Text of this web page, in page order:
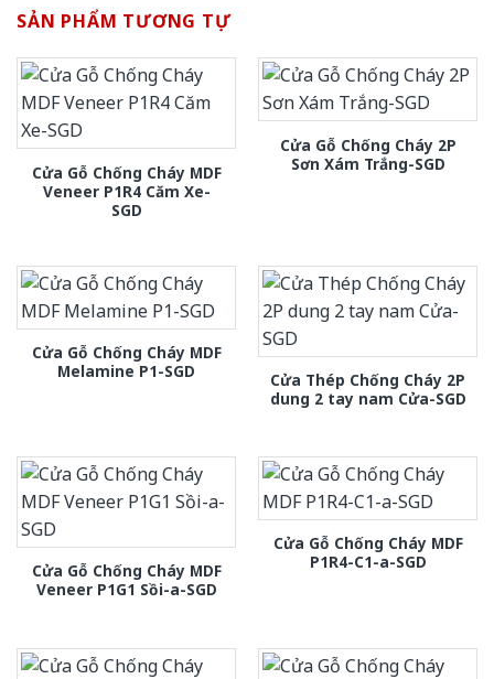
SẢN PHẨM TƯƠNG TỰ
Cửa Gỗ Chống Cháy MDF
Veneer P1R4 Căm Xe-
SGD
Cửa Gỗ Chống Cháy 2P
Sơn Xám Trắng-SGD
Cửa Gỗ Chống Cháy MDF
Melamine P1-SGD
Cửa Thép Chống Cháy 2P
dung 2 tay nam Cửa-SGD
Cửa Gỗ Chống Cháy MDF
Veneer P1G1 Sồi-a-SGD
Cửa Gỗ Chống Cháy MDF
P1R4-C1-a-SGD